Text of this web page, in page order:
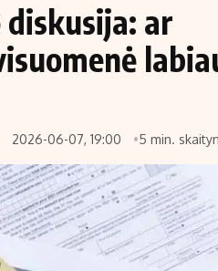
Akcijų rinka
Saulės elektrinės
Migracija
ar
2026-06-07, 19:00 5 min.